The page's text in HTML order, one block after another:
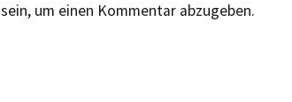
sein, um einen Kommentar abzugeben.